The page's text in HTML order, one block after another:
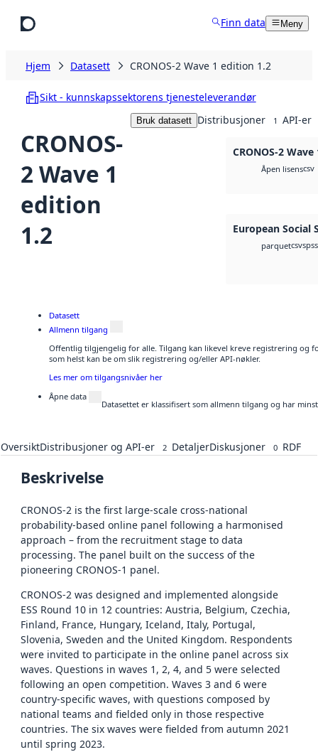
Finn data Meny
Hjem Datasett CRONOS-2 Wave 1 edition 1.2
Sikt - kunnskapssektorens tjenesteleverandør
CRONOS-
2 Wave 1
edition
1.2
Bruk datasett Distribusjoner 1 API-er
CRONOS-2
Åpen lisenscsv
European Social
parquetcsv
Datasett
Allmenn tilgang
Offentlig tilgjengelig for alle. Tilgang kan likevel kreve registrering og
som helst kan be om slik registrering og/eller API-nøkler.
Les mer om tilgangsnivåer her
Åpne data
Datasettet er klassifisert som allmenn tilgang og har
OversiktDistribusjoner og API-er 2 DetaljerDiskusjoner 0 RDF
Beskrivelse
CRONOS-2 is the first large-scale cross-national
probability-based online panel following a harmonised
approach – from the recruitment stage to data
processing. The panel built on the success of the
pioneering CRONOS-1 panel.
CRONOS-2 was designed and implemented alongside
ESS Round 10 in 12 countries: Austria, Belgium, Czechia,
Finland, France, Hungary, Iceland, Italy, Portugal,
Slovenia, Sweden and the United Kingdom. Respondents
were invited to participate in the online panel across six
waves. Questions in waves 1, 2, 4, and 5 were selected
following an open competition. Waves 3 and 6 were
country-specific waves, with questions composed by
national teams and fielded only in those respective
countries. The six waves were fielded from autumn 2021
until spring 2023.